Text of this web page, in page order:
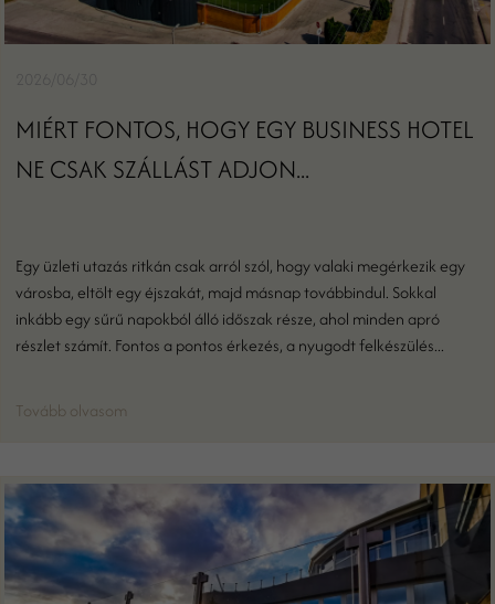
MIÉRT FONTOS, HOGY EGY BUSINESS HOTEL
NE CSAK SZÁLLÁST ADJON...
Egy üzleti utazás ritkán csak arról szól, hogy valaki megérkezik egy
városba, eltölt egy éjszakát, majd másnap továbbindul. Sokkal
inkább egy sűrű napokból álló időszak része, ahol minden apró
részlet számít. Fontos a pontos érkezés, a nyugodt felkészülés...
Tovább olvasom